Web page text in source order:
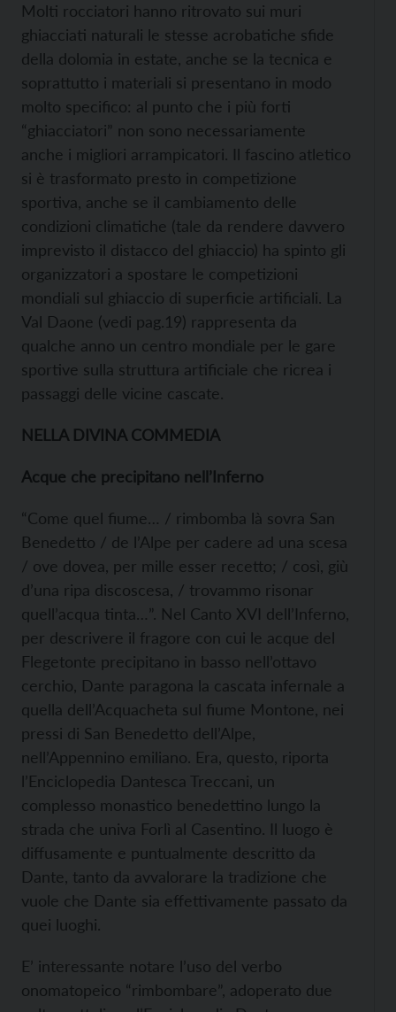
Molti rocciatori hanno ritrovato sui muri
ghiacciati naturali le stesse acrobatiche sfide
della dolomia in estate, anche se la tecnica e
soprattutto i materiali si presentano in modo
molto specifico: al punto che i più forti
“ghiacciatori” non sono necessariamente
anche i migliori arrampicatori. Il fascino atletico
si è trasformato presto in competizione
sportiva, anche se il cambiamento delle
condizioni climatiche (tale da rendere davvero
imprevisto il distacco del ghiaccio) ha spinto gli
organizzatori a spostare le competizioni
mondiali sul ghiaccio di superficie artificiali. La
Val Daone (vedi pag.19) rappresenta da
qualche anno un centro mondiale per le gare
sportive sulla struttura artificiale che ricrea i
passaggi delle vicine cascate.
NELLA DIVINA COMMEDIA
Acque che precipitano nell’Inferno
“Come quel fiume… / rimbomba là sovra San
Benedetto / de l’Alpe per cadere ad una scesa
/ ove dovea, per mille esser recetto; / così, giù
d’una ripa discoscesa, / trovammo risonar
quell’acqua tinta…”. Nel Canto XVI dell’Inferno,
per descrivere il fragore con cui le acque del
Flegetonte precipitano in basso nell’ottavo
cerchio, Dante paragona la cascata infernale a
quella dell’Acquacheta sul fiume Montone, nei
pressi di San Benedetto dell’Alpe,
nell’Appennino emiliano. Era, questo, riporta
l’Enciclopedia Dantesca Treccani, un
complesso monastico benedettino lungo la
strada che univa Forlì al Casentino. Il luogo è
diffusamente e puntualmente descritto da
Dante, tanto da avvalorare la tradizione che
vuole che Dante sia effettivamente passato da
quei luoghi.
E’ interessante notare l’uso del verbo
onomatopeico “rimbombare”, adoperato due